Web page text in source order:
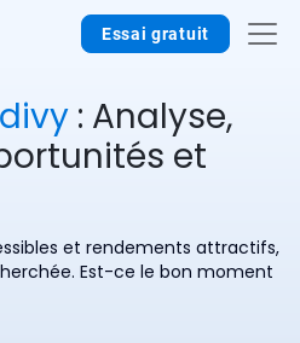
Essai gratuit
: Analyse,
et
et rendements attractifs,
Est-ce le bon moment